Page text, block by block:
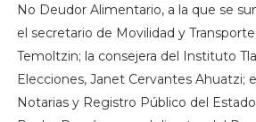
No Deudor Alimentario, a la que se
el secretario de Movilidad y
Temoltzin; la consejera del Instituto
Elecciones, Janet Cervantes Ahuatzi;
Notarias y Registro Público del